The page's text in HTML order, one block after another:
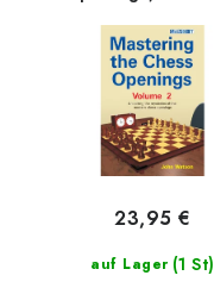
auf Lager (1 St)
23,95 €